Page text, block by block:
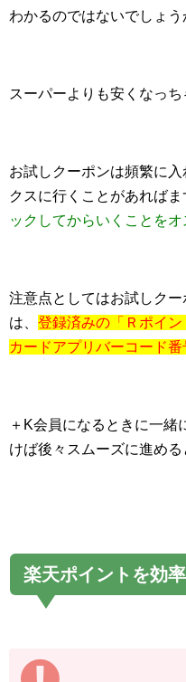
わかるのではないでしょう
スーパーよりも安くなっち
お試しクーポンは頻繁に
クスに行くことがあればま
ックしてからいくことをオ
注意点としてはお試しク
は、 登録済みの「Ｒポイ
カードアプリバーコード
＋K会員になるときに一緒
けば後々スムーズに進める
楽天ポイントを効